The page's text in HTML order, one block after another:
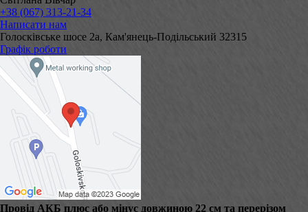
+38 (067) 313-21-34
Написати нам
Голосківське шосе 2а, Кам'янець-Подільський 32315
Графік роботи
Провід АКБ плюс або мінус довжиною 22 см та перерізом